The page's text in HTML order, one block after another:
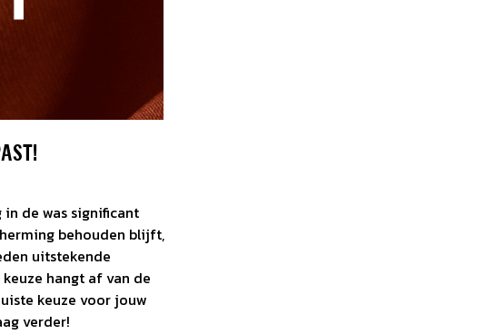
de was significant
behouden blijft,
uitstekende
keuze hangt af van de
keuze voor jouw
verder!